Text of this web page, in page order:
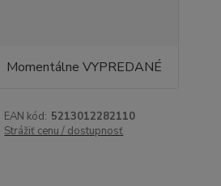
Momentálne VYPREDANÉ
EAN kód: 5213012282110
Strážiť cenu / dostupnosť